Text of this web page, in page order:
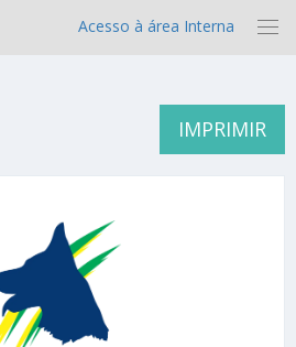
Acesso à área Interna
IMPRIMIR